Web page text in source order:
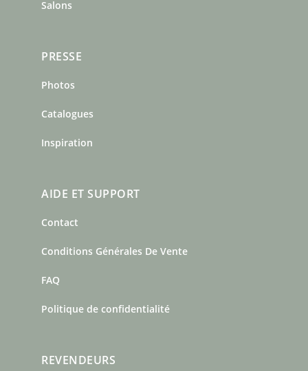
Salons
PRESSE
Photos
Catalogues
Inspiration
AIDE ET SUPPORT
Contact
Conditions Générales De Vente
FAQ
Politique de confidentialité
REVENDEURS